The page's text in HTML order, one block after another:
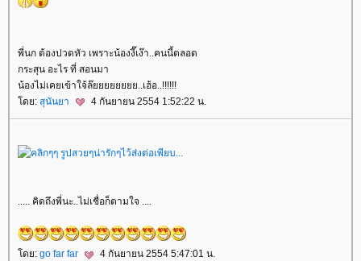
พี่นก ต้องปวดหัว เพราะน้องงี๊เง๊า..คนนี้ตลอด
กระสุน อะไร ที่ สอนมา
น้องไม่เคยเข้าใจ้ล๊ยยยยยยยย..เฮ้อ..!!!!!!
ดย: สุนันยา 4 กันยายน 2554 1:52:22 น.
..... คิดถึงพี่นะ..ไม่เชื่อก็ตามใจ ....
ดย: go far far 4 กันยายน 2554 5:47:01 น.